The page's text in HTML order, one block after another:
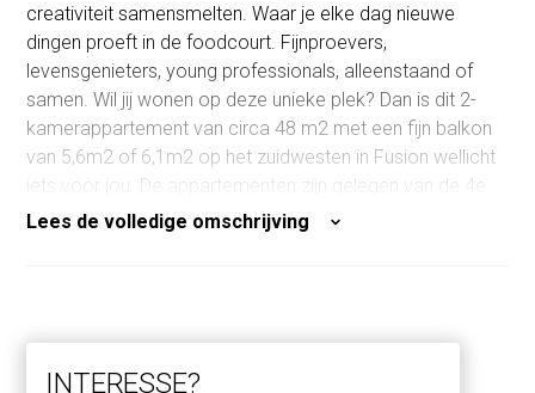
creativiteit samensmelten. Waar je elke dag nieuwe
dingen proeft in de foodcourt. Fijnproevers,
levensgenieters, young professionals, alleenstaand of
samen. Wil jij wonen op deze unieke plek? Dan is dit 2-
kamerappartement van circa 48 m2 met een fijn balkon
van 5,6m2 of 6,1m2 op het zuidwesten in Fusion wellicht
iets voor jou. De appartementen zijn gelegen van de 4e
tot en met de 10e verdieping. Dat biedt kans op een
De woning koop je op basis van jaarlijkse canon. Deze
Lees de volledige omschrijving
INTERESSE?